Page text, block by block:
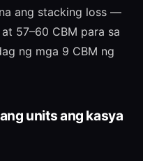
ang stacking loss —
57–60 CBM para sa
ng mga 9 CBM ng
units ang kasya